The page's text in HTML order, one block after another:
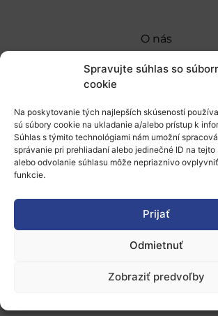
Spravujte súhlas so
cookie
Na poskytovanie tých najlepších skúseností
sú súbory cookie na ukladanie a/alebo prístup k
Súhlas s týmito technológiami nám umožní
správanie pri prehliadaní alebo jedinečné ID na tejto
alebo odvolanie súhlasu môže nepriaznivo
funkcie.
Prijať
Odmietnuť
Zobraziť predvoľby
O nás
Naše služby
Financovanie a podpora
Stáže a pobyty
Novinky
„Projekt SK4ERA II je
prevádzkuje Centrum vedecko-
informácií SR“